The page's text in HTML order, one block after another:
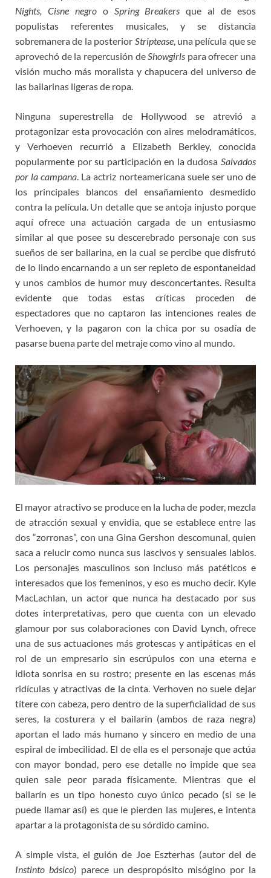
Nights,
Cisne negroo Spring Breakers que al de esos
populistas referentes musicales, y se distancia
sobremanera de la posterior Striptease, una película que se
aprovechó de la repercusión deShowgirls para ofrecer una
visión mucho más moralista y chapucera del universo de
las bailarinas ligeras de ropa.
Ninguna superestrella de Hollywood se atrevió a
protagonizar esta provocación con aires melodramáticos,
y Verhoeven recurrió a Elizabeth Berkley, conocida
popularmente por su participación en la dudosa Salvados
por la campana . La actriz norteamericana suele ser uno de
los principales blancos del ensañamiento desmedido
contra la película. Un detalle que se antoja injusto porque
aquí ofrece una actuación cargada de un entusiasmo
similar al que posee su descerebrado personaje con sus
sueños de ser bailarina, en la cual se percibe que disfrutó
de lo lindo encarnando a un ser repleto de espontaneidad
y unos cambios de humor muy desconcertantes. Resulta
evidente que todas estas críticas proceden de
espectadores que no captaron las intenciones reales de
Verhoeven, y la pagaron con la chica por su osadía de
pasarse buena parte del metraje como vino al mundo.
El mayor atractivo se produce en la lucha de poder, mezcla
de atracción sexual y envidia, que se establece entre las
dos “zorronas”, con una Gina Gershon descomunal, quien
saca a relucir como nunca sus lascivos y sensuales labios.
Los personajes masculinos son incluso más patéticos e
interesados que los femeninos, y eso es mucho decir. Kyle
MacLachlan, un actor que nunca ha destacado por sus
dotes interpretativas, pero que cuenta con un elevado
glamour por sus colaboraciones con David Lynch, ofrece
una de sus actuaciones más grotescas y antipáticas en el
rol de un empresario sin escrúpulos con una eterna e
idiota sonrisa en su rostro; presente en las escenas más
ridículas y atractivas de la cinta. Verhoven no suele dejar
títere con cabeza, pero dentro de la superficialidad de sus
seres, la costurera y el bailarín (ambos de raza negra)
aportan el lado más humano y sincero en medio de una
espiral de imbecilidad. El de ella es el personaje que actúa
con mayor bondad, pero ese detalle no impide que sea
quien sale peor parada físicamente. Mientras que el
bailarín es un tipo honesto cuyo único pecado (si se le
puede llamar así) es que le pierden las mujeres, e intenta
apartar a la protagonista de su sórdido camino.
A simple vista, el guión de Joe Eszterhas (autor del de
Instinto básico) parece un despropósito misógino por la